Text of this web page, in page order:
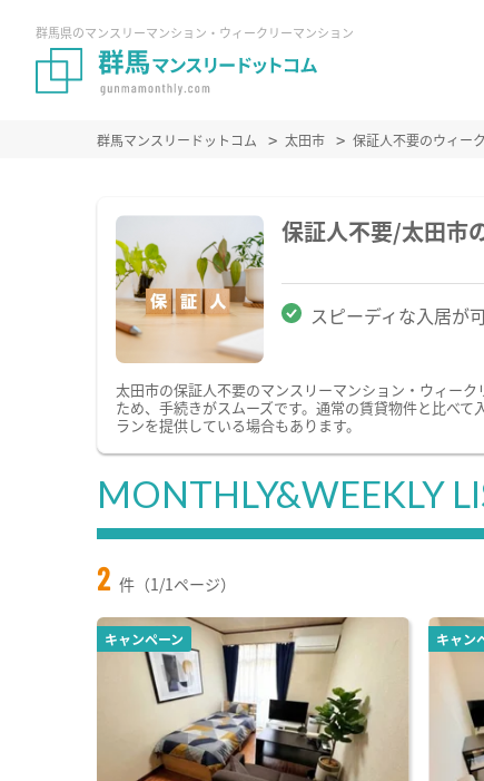
群馬県のマンスリーマンション・ウィークリーマンション
群馬マンスリードットコム 太田市 保証人不要のウィー
保証人不要/太田市
スピーディな入居が
太田市の保証人不要のマンスリーマンション・ウィー
ため、手続きがスムーズです。通常の賃貸物件と比べ
ランを提供している場合もあります。
MONTHLY&WEEKLY
2 件（1/1ページ）
キャンペーン キャン